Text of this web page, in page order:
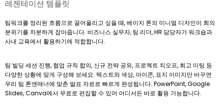
레젠테이션 템플릿
팀워크를 정리된 흐름으로 끌어올리고 싶을 때, 베이지 톤의 미니멀 디자인이 회의
분위기를 차분하게 잡아줍니다. 비즈니스 실무자, 팀 리더, HR 담당자가 워크숍과
사내 교육에서 활용하기에 적합합니다.
팀 빌딩 세션 진행, 협업 규칙 합의, 신규 전략 공유, 프로젝트 킥오프, 회고 미팅 등
다양한 상황에 맞게 구성해 보세요. 텍스트와 색상, 아이콘, 표지 이미지만 바꾸면
우리 팀 톤앤매너에 맞춘 발표 자료로 빠르게 완성됩니다. PowerPoint, Google
Slides, Canva에서 무료로 편집할 수 있어 어디서든 바로 활용 가능합니다.